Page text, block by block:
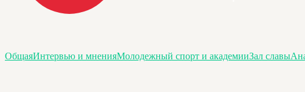
ОбщаяИнтервью и мненияМолодежный спорт и академииЗал славы